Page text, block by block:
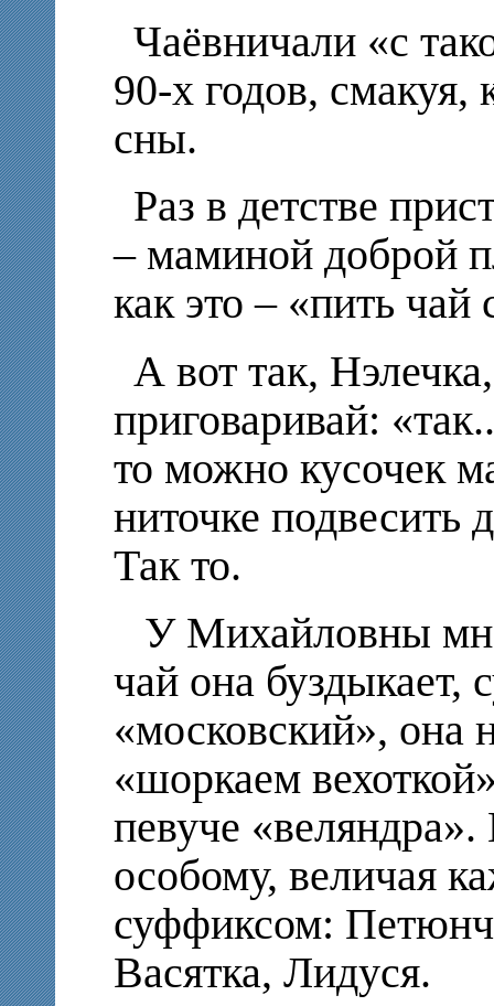
Чаёвничали «с
90-х годов, смакуя,
сны.
Раз в детстве
– маминой доброй
как это – «пить чай
А вот так,
приговаривай:
то можно кусочек
ниточке подвесить
Так то.
У Михайловны
чай она буздыкает,
«московский», она
«шоркаем
певуче
особому, величая
суффиксом:
Васятка, Лидуся.